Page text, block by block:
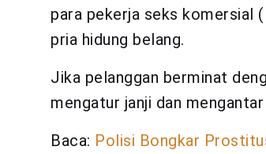
para pekerja seks komersial
pria hidung belang.
Jika pelanggan berminat
mengatur janji dan
Baca: Polisi Bongkar